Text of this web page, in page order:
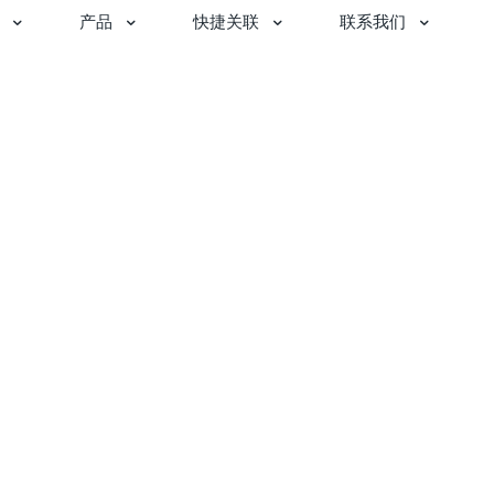
产品 快捷关联 联系我们